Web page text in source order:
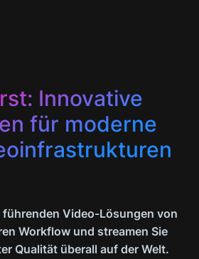
Innovative
für moderne
führenden Video-Lösungen von
Workflow und streamen Sie
Qualität überall auf der Welt.